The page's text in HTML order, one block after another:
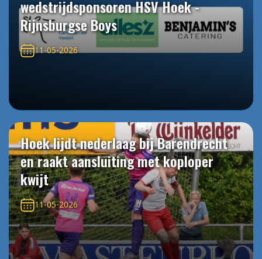
wedstrijdsponsoren HSV Hoek -
Rijnsburgse Boys
11-05-2026
Hoek lijdt nederlaag bij Barendrecht
en raakt aansluiting met koploper
kwijt
11-05-2026